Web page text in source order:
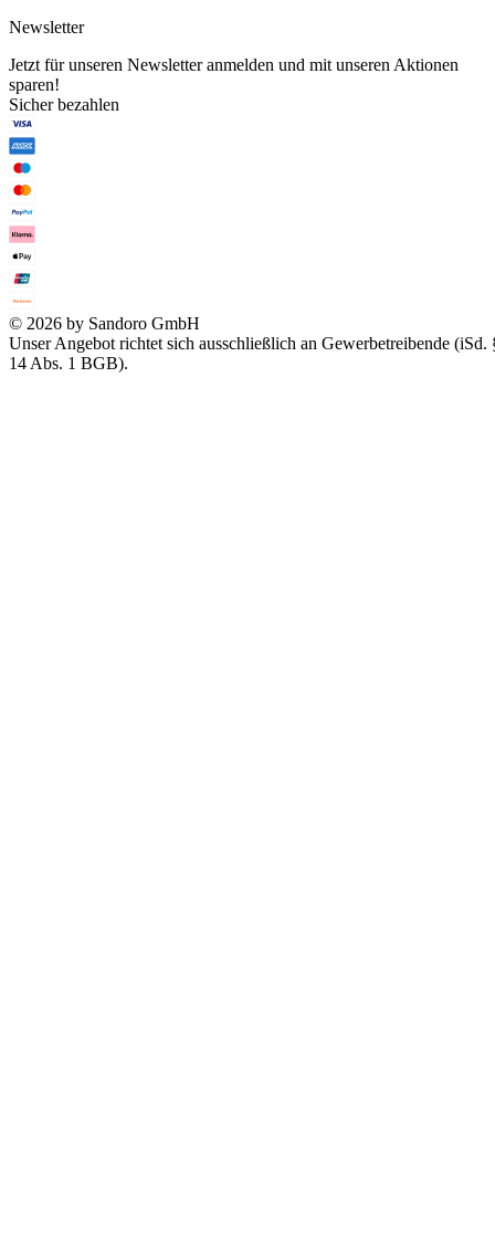
Newsletter
Jetzt für unseren Newsletter anmelden und mit unseren Aktionen
sparen!
Sicher bezahlen
© 2026 by Sandoro GmbH
Unser Angebot richtet sich ausschließlich an Gewerbetreibende (iSd.
14 Abs. 1 BGB).